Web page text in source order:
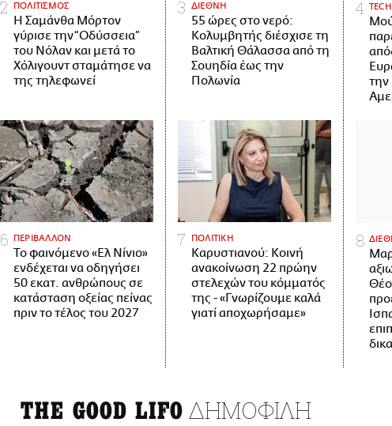
ΠΟΛΙΤΙΣΜΟΣ
Η Σαμάνθα Μόρτον
γύρισε την “Οδύσσεια”
του Νόλαν και μετά το
Χόλιγουντ σταμάτησε να
της τηλεφωνεί
ΔΙΕΘΝΗ
55 ώρες στο νερό:
Κολυμβητής διέσχισε τη
Βαλτική Θάλασσα από τη
Σουηδία έως την
Πολωνία
την
ΠΕΡΙΒΑΛΛΟΝ
Το φαινόμενο «Ελ Νίνιο»
ενδέχεται να οδηγήσει
50 εκατ. ανθρώπους σε
κατάσταση οξείας πείνας
πριν το τέλος του 2027
ΠΟΛΙΤΙΚΗ
Καρυστιανού: Κοινή
ανακοίνωση 22 πρώην
στελεχών του κόμματός
της - «Γνωρίζουμε καλά
γιατί αποχωρήσαμε»
THE GOOD LIFO ΔΗΜΟΦΙΛΗ